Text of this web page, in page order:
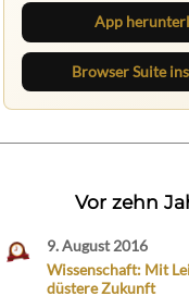
App
Browser Suite
Vor zehn
9. August 2016
Wissenschaft: Mit
düstere Zukunft